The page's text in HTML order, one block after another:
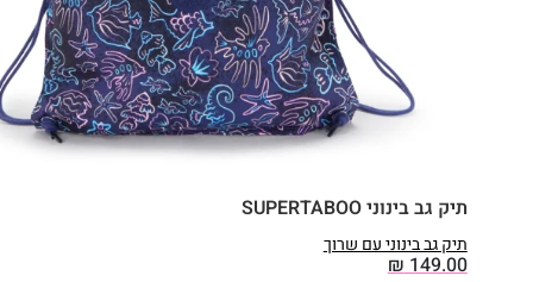
תיק גב בינוני SUPERTABOO
תיק גב בינוני עם שרוך
₪149.00